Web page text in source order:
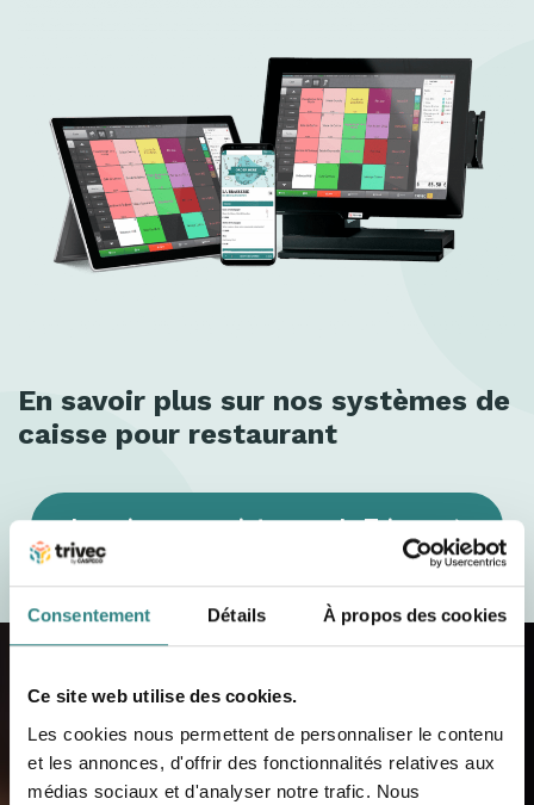
Consentement Détails À propos des cookies
Ce site web utilise des cookies.
Les cookies nous permettent de personnaliser le contenu
et les annonces, d'offrir des fonctionnalités relatives aux
médias sociaux et d'analyser notre trafic. Nous
n
s
u
n
r
e
s
t
a
En savoir plus sur nos systèmes de
caisse pour restaurant
La caisse enregistreuse de Trivec
Contactez-nous
Lorsque vous aurez inscrit vos